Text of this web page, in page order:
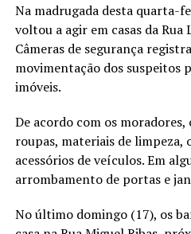
Na madrugada desta quarta-
voltou a agir em casas da
Câmeras de segurança
movimentação dos suspeitos
imóveis.
De acordo com os
roupas, materiais de limpeza,
acessórios de veículos. Em
arrombamento de portas e
No último domingo (17), os